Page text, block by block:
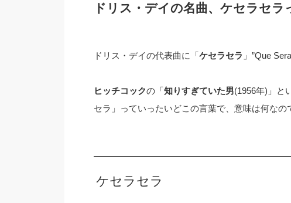
ドリス・デイの名曲、ケセラセラ
ドリス・デイの代表曲に「ケセラセラ 」”Que
ヒッチコックの「知りすぎていた男(1956年)」と
セラ」っていったいどこの言葉で、意味は何なの
ケセラセラ